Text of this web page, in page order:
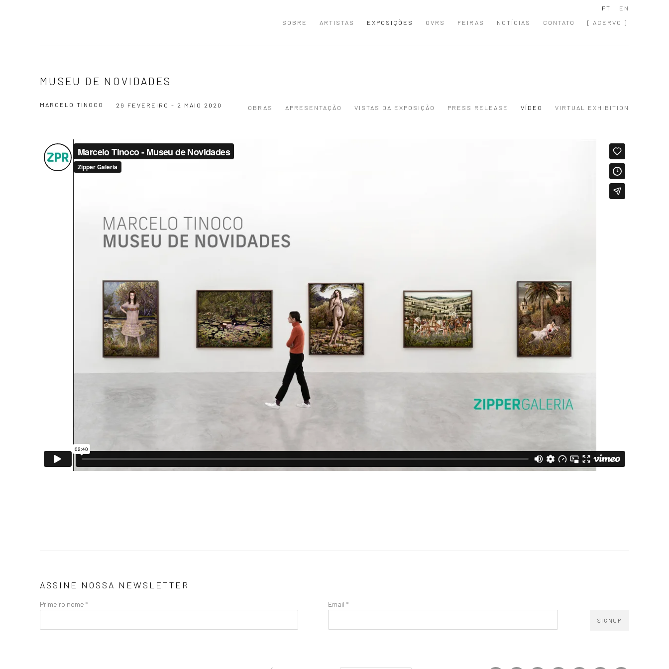
SOBRE ARTISTAS EXPOSIÇÕES OVRS FEIRAS NOTÍCIAS CONTATO [ ACERVO ]
PT EN
MUSEU DE NOVIDADES
MARCELO TINOCO 29 FEVEREIRO - 2 MAIO 2020 OBRAS APRESENTAÇÃO VISTAS DA EXPOSIÇÃO PRESS RELEASE VÍDEO VIRTUAL EXHIBITION
ASSINE NOSSA NEWSLETTER
Primeiro nome * Email *
SIGNUP